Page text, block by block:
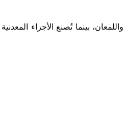
بينما تُصنع الأجزاء